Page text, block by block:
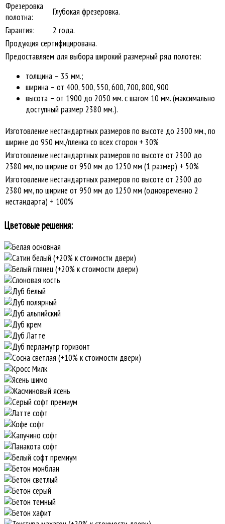
Фрезеровка
полотна:
Глубокая фрезеровка.
Гарантия:
2 года.
Продукция сертифицирована.
Предоставляем для выбора широкий размерный ряд полотен:
толщина – 35 мм.;
ширина – от 400, 500, 550, 600, 700, 800, 900
высота – от 1900 до 2050 мм. с шагом 10 мм. (максимально
доступный размер 2380 мм.).
Изготовление нестандартных размеров по высоте до 2300 мм., по
ширине до 950 мм./пленка со всех сторон + 30%
Изготовление нестандартных размеров по высоте от 2300 до
2380 мм, по ширине от 950 мм до 1250 мм (1 размер) + 50%
Изготовление нестандартных размеров по высоте от 2300 до
2380 мм, по ширине от 950 мм до 1250 мм (одновременно 2
нестандарта) + 100%
Цветовые решения: